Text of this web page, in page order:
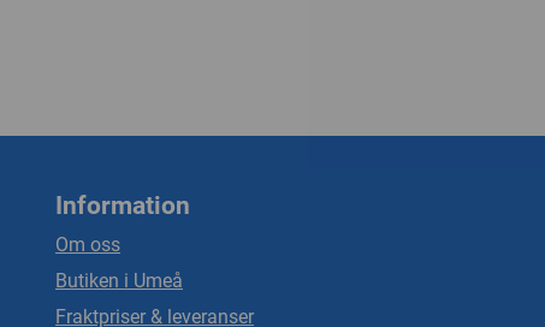
Information
Om oss
Butiken i Umeå
Fraktpriser & leveranser